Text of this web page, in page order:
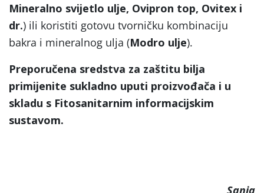
Mineralno svijetlo ulje, Ovipron top, Ovitex i
dr.) ili koristiti gotovu tvorničku kombinaciju
bakra i mineralnog ulja (Modro ulje).
Preporučena sredstva za zaštitu bilja
primijenite sukladno uputi proizvođača i u
skladu s Fitosanitarnim informacijskim
sustavom.
Sanja